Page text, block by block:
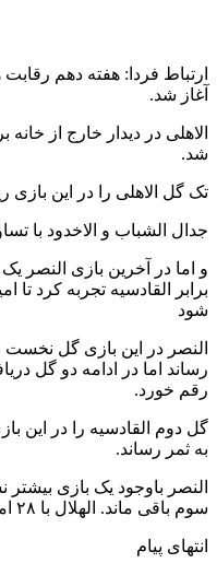
ارتباط فردا: هفته دهم
آغاز شد.
الاهلی در دیدار خارج از
شد.
تک گل الاهلی را در این بازی
جدال الشباب و الاخدود با
و اما در آخرین بازی النصر
برابر القادسیه تجربه کرد تا
شود ‌
النصر در این بازی گل نخست
رساند اما در ادامه دو گل
رقم خورد.
گل دوم القادسیه را در این
به ثمر رساند.
سوم باقی ماند. الهلال با ۲۸ امتیاز در صدر قرار دارد.
انتهای پیام